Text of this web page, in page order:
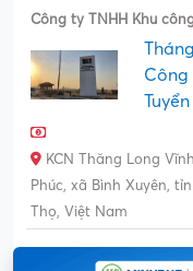
Công ty TNHH Khu
Công
KCN Thăng Long Vĩnh
Phúc, xã Bình Xuyên,
Thọ, Việt Nam